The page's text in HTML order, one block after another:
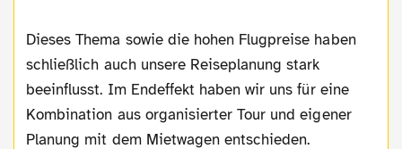
Dieses Thema sowie die hohen Flugpreise haben
schließlich auch unsere Reiseplanung stark
beeinflusst. Im Endeffekt haben wir uns für eine
Kombination aus organisierter Tour und eigener
Planung mit dem Mietwagen entschieden.